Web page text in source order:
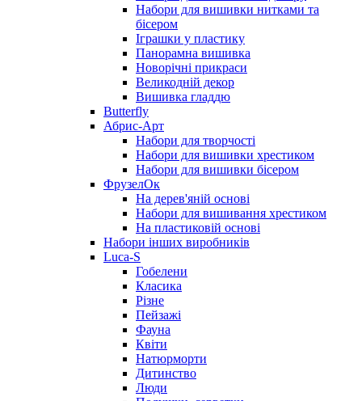
Набори для вишивки нитками та
бісером
Іграшки у пластику
Панорамна вишивка
Новорічні прикраси
Великодній декор
Вишивка гладдю
Butterfly
Абрис-Арт
Набори для творчості
Набори для вишивки хрестиком
Набори для вишивки бісером
ФрузелОк
На дерев'яній основі
Набори для вишивання хрестиком
На пластиковій основі
Набори інших виробників
Luca-S
Гобелени
Класика
Різне
Пейзажі
Фауна
Квіти
Натюрморти
Дитинство
Люди